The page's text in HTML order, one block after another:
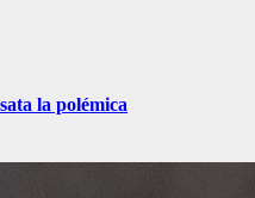
la polémica